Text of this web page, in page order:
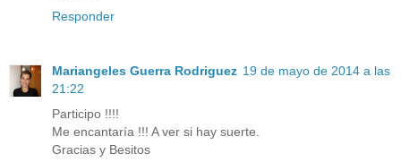
Responder
Mariangeles Guerra Rodriguez 19 de mayo de 2014 a las
21:22
Participo !!!!
Me encantaría !!! A ver si hay suerte.
Gracias y Besitos